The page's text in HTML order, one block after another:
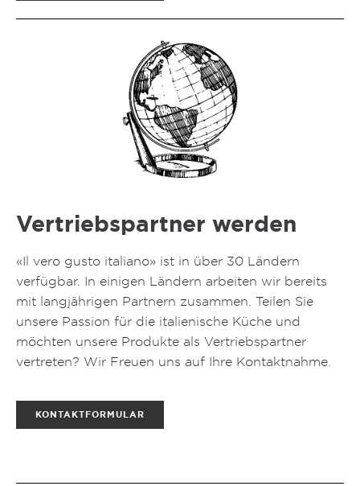
Vertriebspartner werden
«Il vero gusto italiano» ist in über 30 Ländern
verfügbar. In einigen Ländern arbeiten wir bereits
mit langjährigen Partnern zusammen. Teilen Sie
unsere Passion für die italienische Küche und
möchten unsere Produkte als Vertriebspartner
vertreten? Wir Freuen uns auf Ihre Kontaktnahme.
KONTAKTFORMULAR